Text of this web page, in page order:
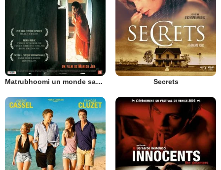
Matrubhoomi un monde sans femmes Secrets